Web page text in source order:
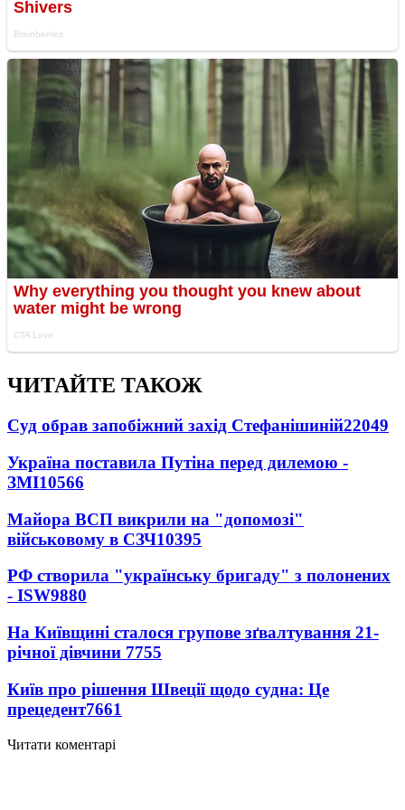
ЧИТАЙТЕ ТАКОЖ
Суд обрав запобіжний захід Стефанішиній22049
Україна поставила Путіна перед дилемою -
ЗМІ10566
Майора ВСП викрили на "допомозі"
військовому в СЗЧ10395
РФ створила "українську бригаду" з полонених
- ISW9880
На Київщині сталося групове зґвалтування 21-
річної дівчини 7755
Київ про рішення Швеції щодо судна: Це
прецедент7661
Читати коментарі